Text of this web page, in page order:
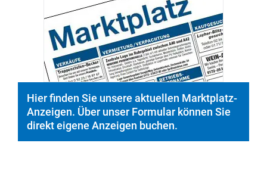
Hier finden Sie unsere aktuellen Marktplatz-
Anzeigen. Über unser Formular können Sie
direkt eigene Anzeigen buchen.